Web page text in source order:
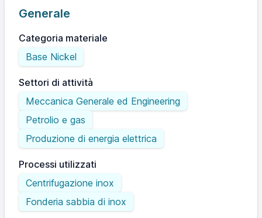
Generale
Categoria materiale
Base Nickel
Settori di attività
Meccanica Generale ed Engineering
Petrolio e gas
Produzione di energia elettrica
Processi utilizzati
Centrifugazione inox
Fonderia sabbia di inox